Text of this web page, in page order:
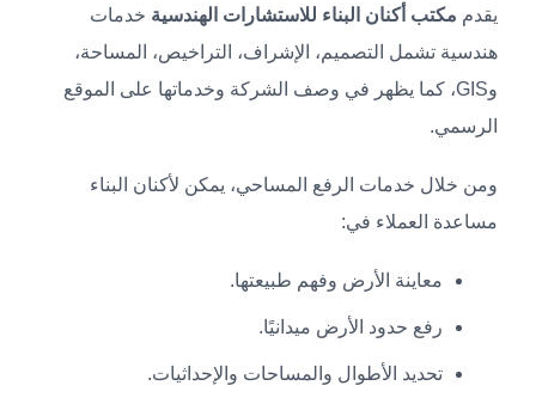
يقدم مكتب أكنان البناء للاستشارات الهندسية خدمات
هندسية تشمل التصميم، الإشراف، التراخيص، المساحة،
وGIS، كما يظهر في وصف الشركة وخدماتها على الموقع
الرسمي.
ومن خلال خدمات الرفع المساحي، يمكن لأكنان البناء
مساعدة العملاء في:
معاينة الأرض وفهم طبيعتها.
رفع حدود الأرض ميدانيًا.
تحديد الأطوال والمساحات والإحداثيات.